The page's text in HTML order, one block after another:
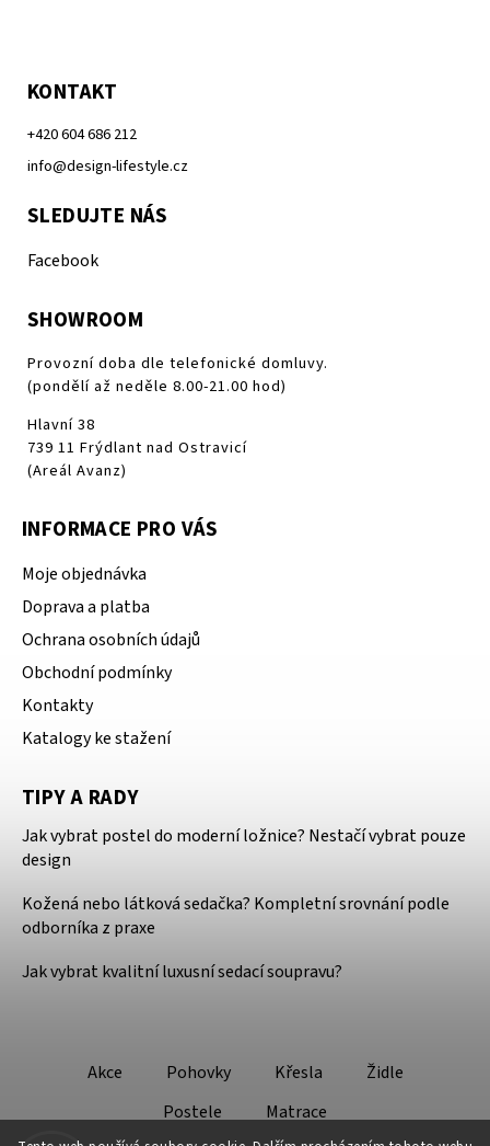
KONTAKT
+420 604 686 212
info@design-lifestyle.cz
SLEDUJTE NÁS
Facebook
SHOWROOM
Provozní doba dle telefonické domluvy.
(pondělí až neděle 8.00-21.00 hod)
Hlavní 38
739 11 Frýdlant nad Ostravicí
(Areál Avanz)
INFORMACE PRO VÁS
Moje objednávka
Doprava a platba
Ochrana osobních údajů
Obchodní podmínky
Kontakty
Katalogy ke stažení
TIPY A RADY
Jak vybrat postel do moderní ložnice? Nestačí vybrat pouze
design
Kožená nebo látková sedačka? Kompletní srovnání podle
odborníka z praxe
Jak vybrat kvalitní luxusní sedací soupravu?
Akce Pohovky Křesla
Židle
Postele
Matrace